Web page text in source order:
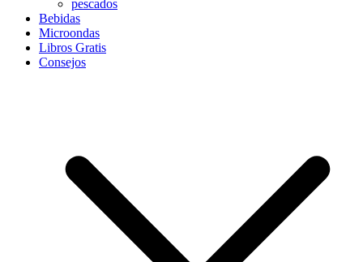
pescados
Bebidas
Microondas
Libros Gratis
Consejos